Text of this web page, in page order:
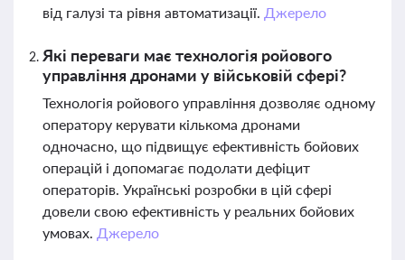
від галузі та рівня автоматизації. Джерело
Які переваги має технологія ройового
управління дронами у військовій сфері?
Технологія ройового управління дозволяє одному
оператору керувати кількома дронами
одночасно, що підвищує ефективність бойових
операцій і допомагає подолати дефіцит
операторів. Українські розробки в цій сфері
довели свою ефективність у реальних бойових
умовах. Джерело